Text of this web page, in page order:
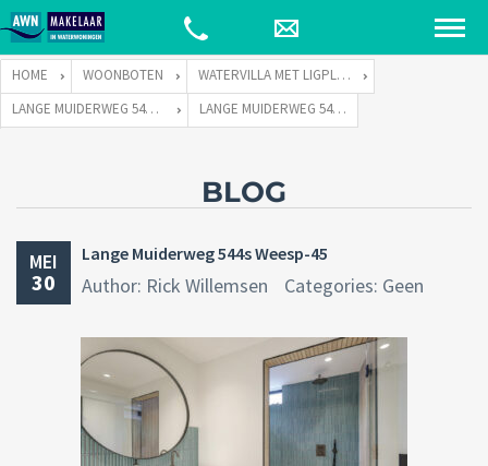
HOME WOONBOTEN
WATERVILLA MET LIGPLAATS
LANGE MUIDERWEG 544 TE 1382 LC WEESP
LANGE MUIDERWEG 544S WEESP-45
BLOG
MEI
30
Lange Muiderweg 544s Weesp-45
Author: Rick Willemsen Categories: Geen